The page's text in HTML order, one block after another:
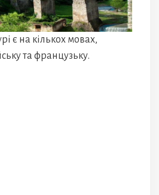
є на кількох мовах,
та французьку.